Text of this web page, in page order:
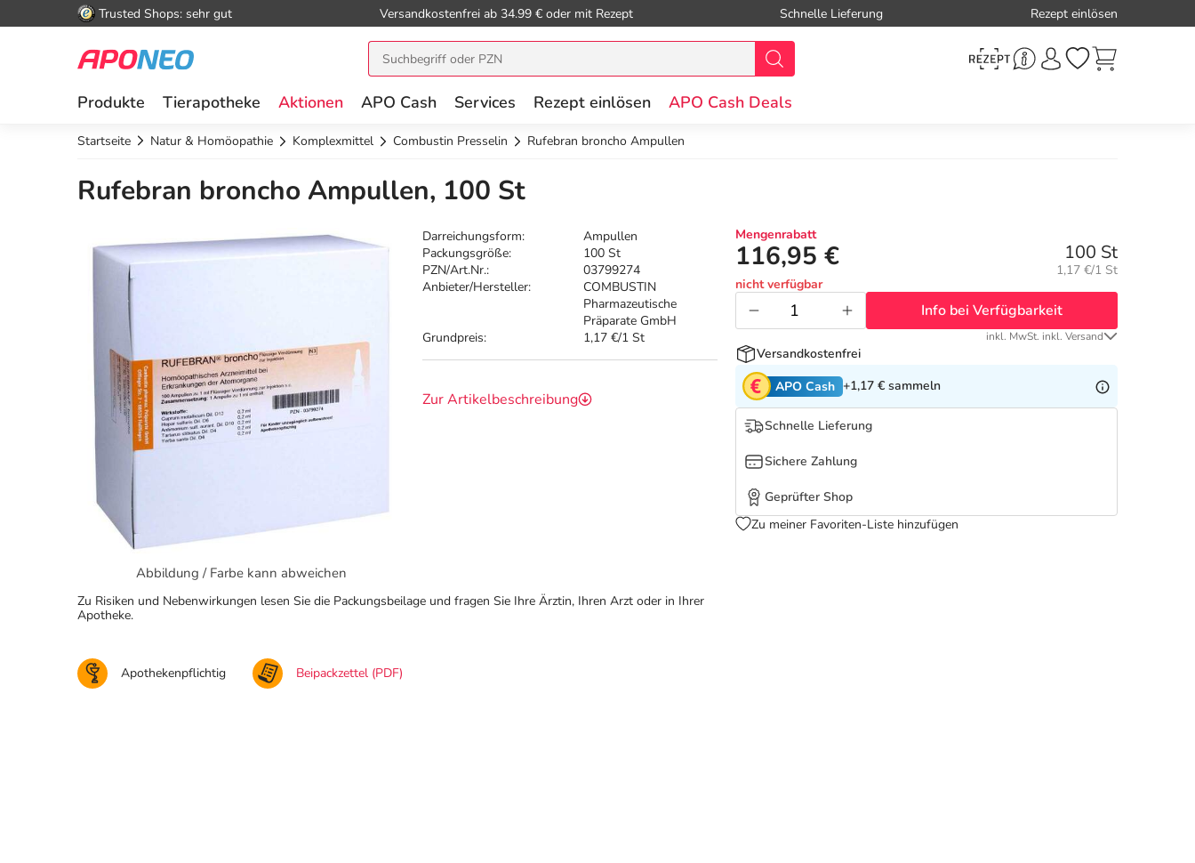
Trusted Shops: sehr gut Versandkostenfrei ab 34.99 € oder mit Rezept Schnelle Lieferung Rezept einlösen
Produkte Tierapotheke Aktionen APO Cash Services Rezept einlösen APO Cash Deals
Startseite Natur & Homöopathie Komplexmittel Combustin Presselin Rufebran broncho Ampullen
Rufebran broncho Ampullen, 100 St
Abbildung / Farbe kann abweichen
Darreichungsform:
Ampullen
Packungsgröße:
100 St
PZN/Art.Nr.:
03799274
Anbieter/Hersteller:
COMBUSTIN
Pharmazeutische
Präparate GmbH
Grundpreis:
1,17 €/1 St
Zur Artikelbeschreibung
Mengenrabatt
116,95 € 100 St
Grundpreis:
1,17 €/1 St
nicht verfügbar
Info bei Verfügbarkeit
inkl. MwSt. inkl. Versand
Versandkostenfrei
APO Cash +1,17 € sammeln
Schnelle Lieferung
Sichere Zahlung
Geprüfter Shop
Zu meiner Favoriten-Liste hinzufügen
Zu Risiken und Nebenwirkungen lesen Sie die Packungsbeilage und fragen Sie Ihre Ärztin, Ihren Arzt oder in Ihrer
Apotheke.
Apothekenpflichtig Beipackzettel (PDF)